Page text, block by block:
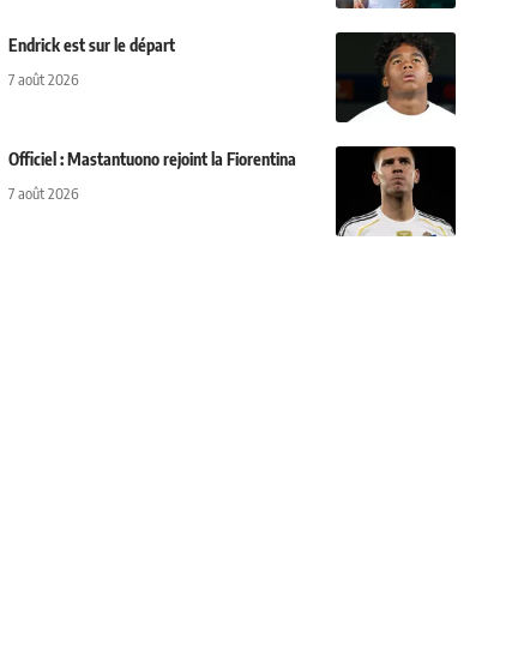
Endrick est sur le départ
7 août 2026
Officiel : Mastantuono rejoint la Fiorentina
7 août 2026